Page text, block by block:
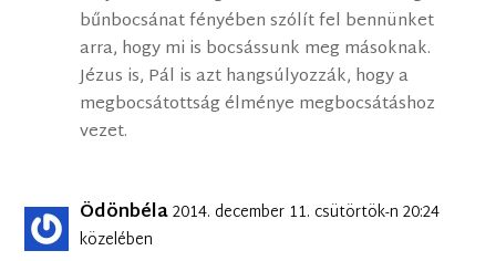
bűnbocsánat fényében szólít fel bennünket
arra, hogy mi is bocsássunk meg másoknak.
Jézus is, Pál is azt hangsúlyozzák, hogy a
megbocsátottság élménye megbocsátáshoz
vezet.
Ödönbéla2014. december 11. csütörtök-n 20:24
közelében